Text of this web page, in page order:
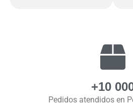
+10
Pedidos atendidos en